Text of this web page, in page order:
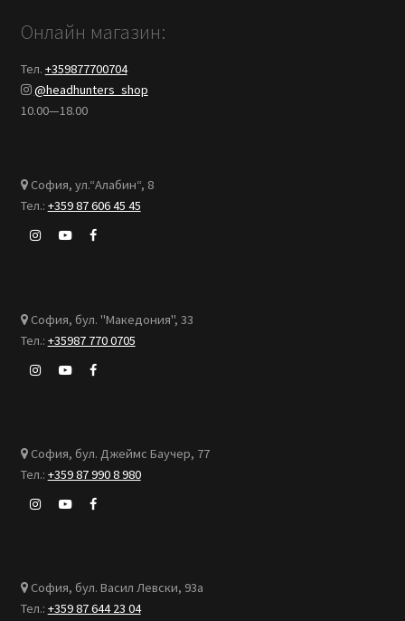
Онлайн магазин:
Тел. +359877700704
@headhunters_shop
10.00—18.00
София, ул.“Алабин“, 8
Тел.: +359 87 606 45 45
София, бул. "Македония", 33
Тел.: +35987 770 0705
София, бул. Джеймс Баучер, 77
Тел.: +359 87 990 8 980
София, бул. Васил Левски, 93а
Тел.: +359 87 644 23 04